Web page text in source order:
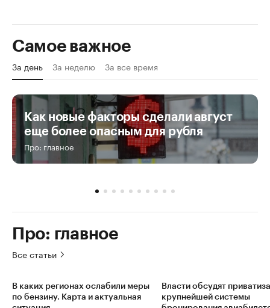
Самое важное
За день За неделю За все время
Как новые факторы сделали август
еще более опасным для рубля
Про: главное
Про: главное
Все статьи
В каких регионах ослабили меры
по бензину. Карта и актуальная
Власти обсудят
крупнейшей системы